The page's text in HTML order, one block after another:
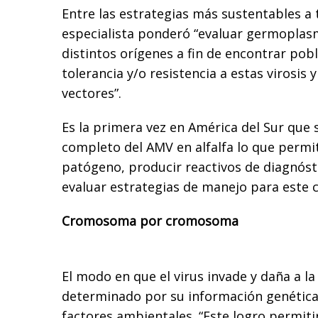
Entre las estrategias más sustentables a
especialista ponderó “evaluar
distintos orígenes a fin de encontrar
tolerancia y/o resistencia a estas virosis
vectores”.
Es la primera vez en América del Sur
completo del AMV en alfalfa lo que
patógeno, producir reactivos de
evaluar estrategias de manejo para este
Cromosoma por cromosoma
El modo en que el virus invade y daña a
determinado por su información